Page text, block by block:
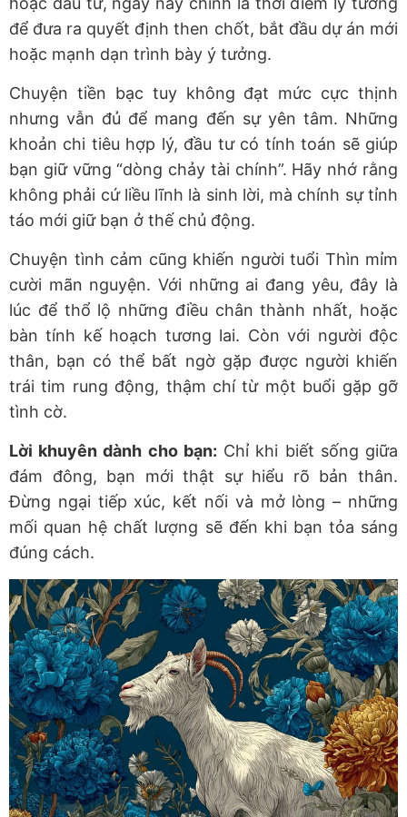
để đưa ra quyết định then chốt, bắt đầu dự án mới
hoặc mạnh dạn trình bày ý tưởng.
Chuyện tiền bạc tuy không đạt mức cực thịnh
nhưng vẫn đủ để mang đến sự yên tâm. Những
khoản chi tiêu hợp lý, đầu tư có tính toán sẽ giúp
bạn giữ vững “dòng chảy tài chính”. Hãy nhớ rằng
không phải cứ liều lĩnh là sinh lời, mà chính sự tỉnh
táo mới giữ bạn ở thế chủ động.
Chuyện tình cảm cũng khiến người tuổi Thìn mỉm
cười mãn nguyện. Với những ai đang yêu, đây là
lúc để thổ lộ những điều chân thành nhất, hoặc
bàn tính kế hoạch tương lai. Còn với người độc
thân, bạn có thể bất ngờ gặp được người khiến
trái tim rung động, thậm chí từ một buổi gặp gỡ
tình cờ.
Lời khuyên dành cho bạn: Chỉ khi biết sống giữa
đám đông, bạn mới thật sự hiểu rõ bản thân.
Đừng ngại tiếp xúc, kết nối và mở lòng – những
mối quan hệ chất lượng sẽ đến khi bạn tỏa sáng
đúng cách.